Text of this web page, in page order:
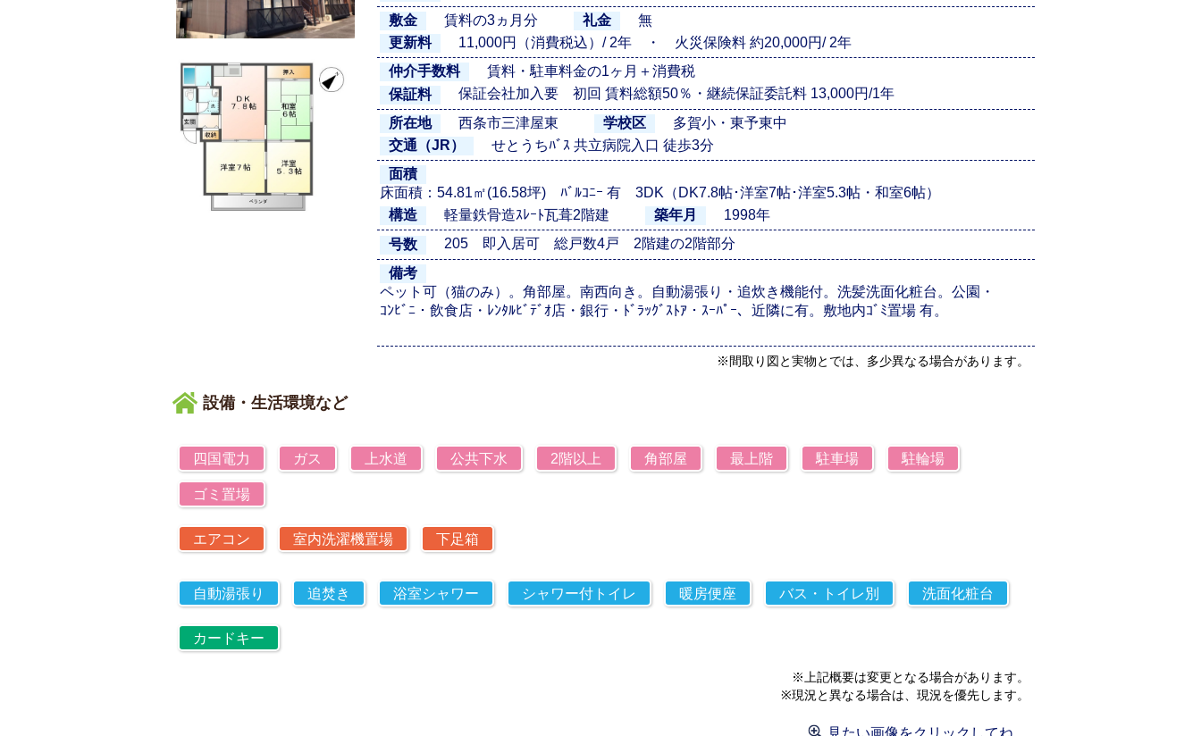
敷金
賃料の3ヵ月分 礼金
無
更新料
11,000円（消費税込）/ 2年 ・ 火災保険料 約20,000円/ 2年
仲介手数料
賃料・駐車料金の1ヶ月＋消費税
保証料
保証会社加入要 初回 賃料総額50％・継続保証委託料 13,000円/1年
所在地
西条市三津屋東 学校区
多賀小・東予東中
交通（JR）
せとうちﾊﾞｽ 共立病院入口 徒歩3分
面積
床面積：54.81㎡(16.58坪) ﾊﾞﾙｺﾆｰ 有 3DK（DK7.8帖･洋室7帖･洋室5.3帖・和室6帖）
構造
軽量鉄骨造ｽﾚｰﾄ瓦葺2階建 築年月
1998年
号数
205 即入居可 総戸数4戸 2階建の2階部分
備考
ペット可（猫のみ）。角部屋。南西向き。自動湯張り・追炊き機能付。洗髪洗面化粧台。公園・
ｺﾝﾋﾞﾆ・飲食店・ﾚﾝﾀﾙﾋﾞﾃﾞｵ店・銀行・ﾄﾞﾗｯｸﾞｽﾄｱ・ｽｰﾊﾟｰ、近隣に有。敷地内ｺﾞﾐ置場 有。
※間取り図と実物とでは、多少異なる場合があります。
設備・生活環境など
四国電力 ガス 上水道 公共下水 2階以上 角部屋 最上階 駐車場 駐輪場
ゴミ置場
エアコン 室内洗濯機置場 下足箱
自動湯張り 追焚き 浴室シャワー シャワー付トイレ 暖房便座 バス・トイレ別 洗面化粧台
カードキー
※上記概要は変更となる場合があります。
※現況と異なる場合は、現況を優先します。
見たい画像をクリックしてね